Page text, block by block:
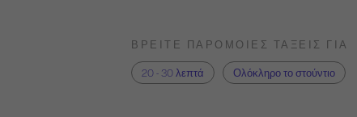
ΒΡΕΊΤΕ ΠΑΡΌΜΟΙΕΣ ΤΆΞΕΙΣ ΓΙΑ
20 - 30 λεπτά
Ολόκληρο το στούντιο